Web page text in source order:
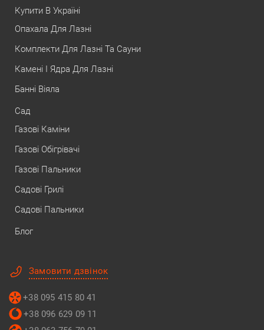
Купити В Україні
Опахала Для Лазні
Комплекти Для Лазні Та Сауни
Камені І Ядра Для Лазні
Банні Віяла
Сад
Газові Каміни
Газові Обігрівачі
Газові Пальники
Садові Грилі
Садові Пальники
Блог
Замовити дзвінок
+38 095 415 80 41
+38 096 629 09 11